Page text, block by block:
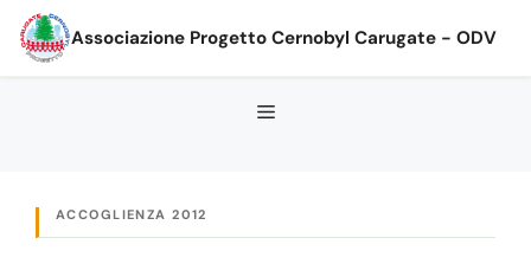
Associazione Progetto Cernobyl Carugate - ODV
ACCOGLIENZA 2012